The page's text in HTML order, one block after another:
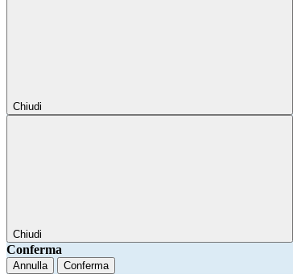
Chiudi
Chiudi
Conferma
Annulla Conferma